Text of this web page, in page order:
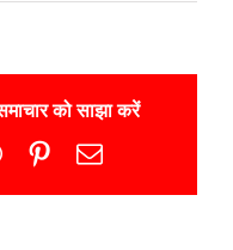
को साझा करें
WhatsApp
Pinterest
Email